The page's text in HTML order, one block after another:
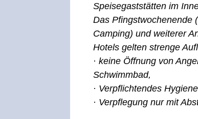
Speisegaststätten im
Das Pfingstwochenende
Camping) und weiterer
Hotels gelten strenge
· keine Öffnung von
Schwimmbad,
· Verpflichtendes
· Verpflegung nur mit